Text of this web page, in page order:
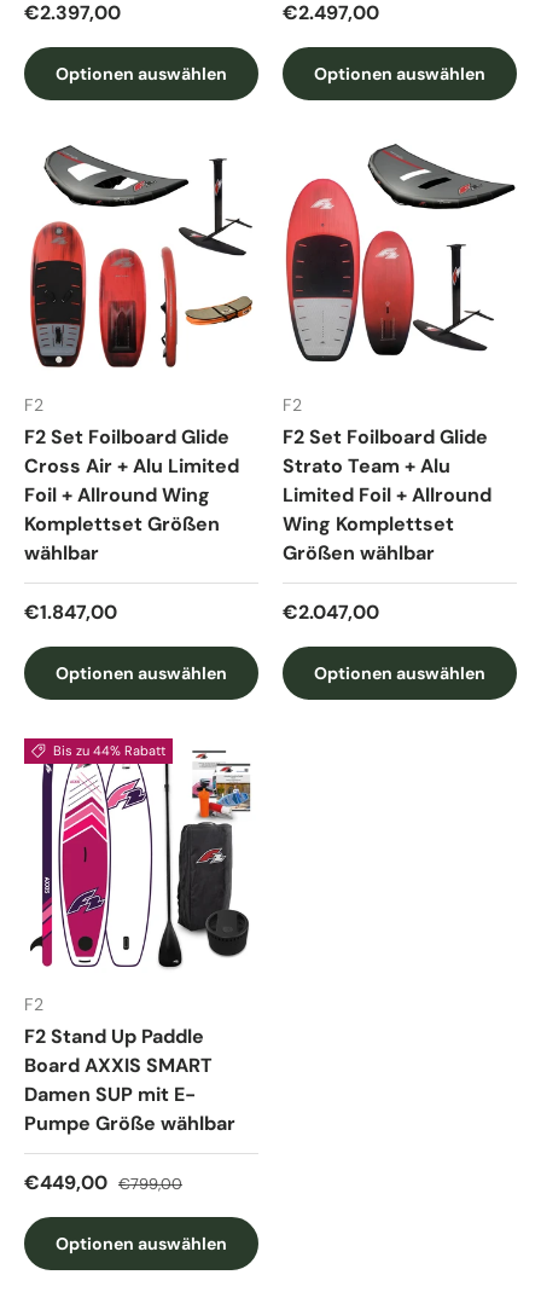
Normaler Preis
€2.397,00
Optionen auswählen
Normaler Preis
€2.497,00
Optionen auswählen
F2
F2 Set Foilboard Glide
Cross Air + Alu Limited
Foil + Allround Wing
Komplettset Größen
wählbar
Normaler Preis
€1.847,00
Optionen auswählen
F2
F2 Set Foilboard Glide
Strato Team + Alu
Limited Foil + Allround
Wing Komplettset
Größen wählbar
Normaler Preis
€2.047,00
Optionen auswählen
Bis zu 44% Rabatt
F2
F2 Stand Up Paddle
Board AXXIS SMART
Damen SUP mit E-
Pumpe Größe wählbar
Verkaufspreis
€449,00 Normaler Preis
€799,00
Optionen auswählen